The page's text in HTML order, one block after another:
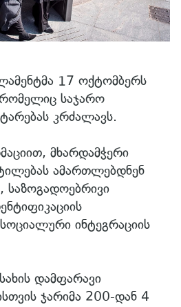
17 ოქტომბერს
რომელიც საჯარო
კრძალავს.
მხარდამჭერი
ამართლებდნენ
ინტეგრაციის
დამფარავი
ჯარიმა 200-დან 4